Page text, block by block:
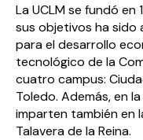
La UCLM se fundó en
sus objetivos ha sido
para el desarrollo
tecnológico de la
cuatro campus:
Toledo. Además, en
imparten también en
Talavera de la Reina.